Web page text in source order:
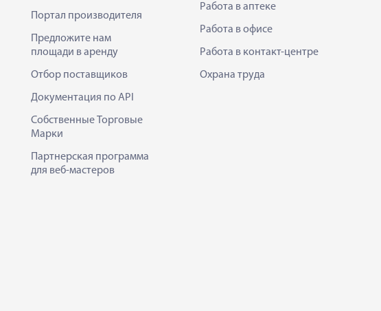
Портал производителя
Предложите нам
площади в аренду
Отбор поставщиков
Документация по API
Собственные Торговые
Марки
Партнерская программа
для веб-мастеров
Работа в аптеке
Работа в офисе
Работа в контакт-центре
Охрана труда